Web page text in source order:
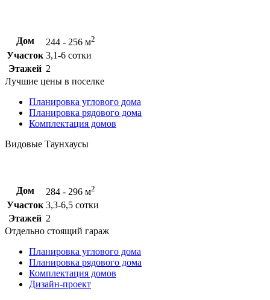
Дом 244 - 256 м2
Участок 3,1-6 сотки
Этажей 2
Лучшие цены в поселке
Планировка углового дома
Планировка рядового дома
Комплектация домов
Видовые Таунхаусы
Дом 284 - 296 м2
Участок 3,3-6,5 сотки
Этажей 2
Отдельно стоящий гараж
Планировка углового дома
Планировка рядового дома
Комплектация домов
Дизайн-проект